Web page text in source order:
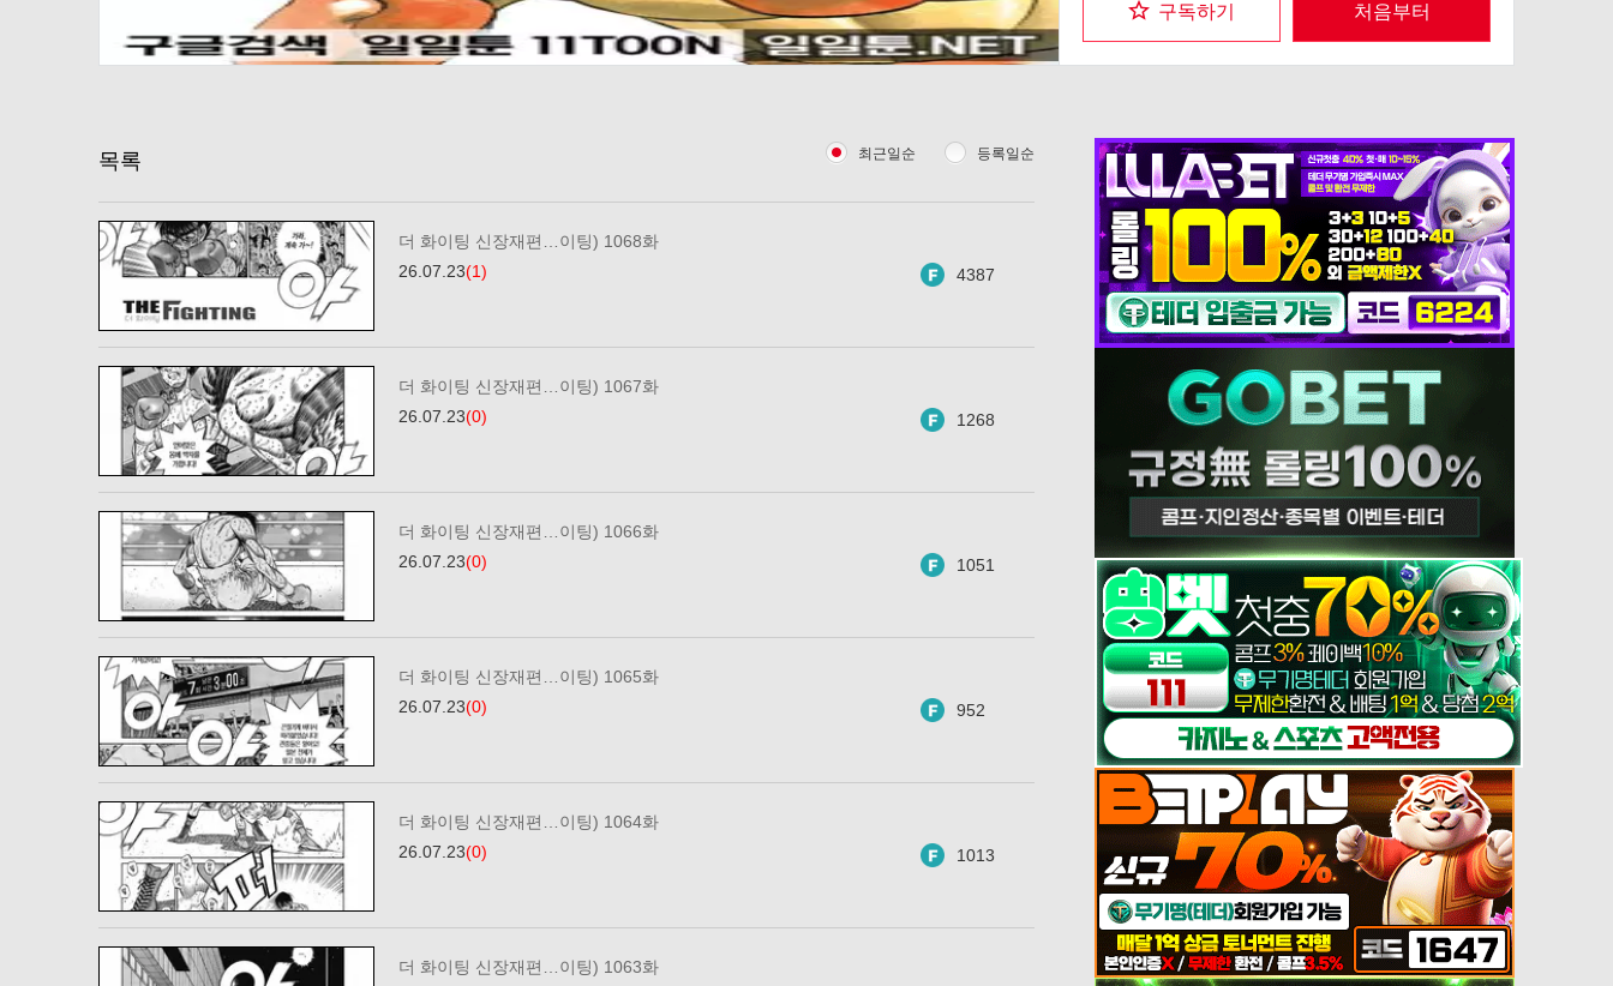
구독하기 처음부터
목록 최근일순 등록일순
더 화이팅 신장재편…이팅) 1068화
26.07.23(1) 4387
더 화이팅 신장재편…이팅) 1067화
26.07.23(0) 1268
더 화이팅 신장재편…이팅) 1066화
26.07.23(0) 1051
더 화이팅 신장재편…이팅) 1065화
26.07.23(0) 952
더 화이팅 신장재편…이팅) 1064화
26.07.23(0) 1013
더 화이팅 신장재편…이팅) 1063화